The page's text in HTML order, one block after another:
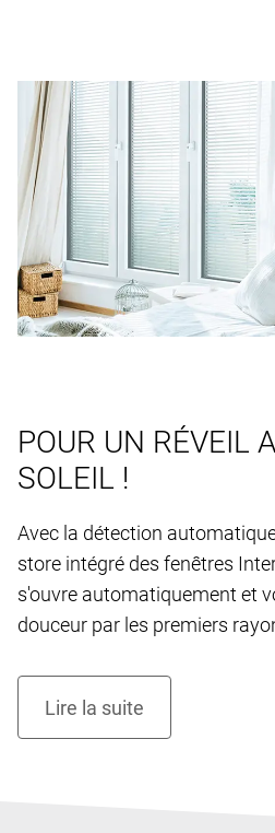
POUR UN RÉVEIL
SOLEIL !
Avec la détection
store intégré des fenêtres
s'ouvre automatiquement et
douceur par les premiers